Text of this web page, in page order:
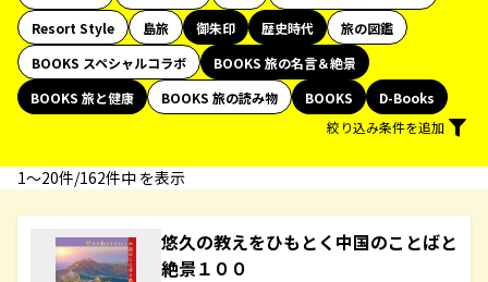
Resort Style
島旅 御朱印 歴史時代
旅の図鑑
BOOKS スペシャルコラボ
BOOKS 旅の名言＆絶景
BOOKS 旅と健康
BOOKS 旅の読み物 BOOKS
D-Books
絞り込み条件を追加
1〜20件/162件中 を表示
悠久の教えをひもとく中国のことばと
絶景１００